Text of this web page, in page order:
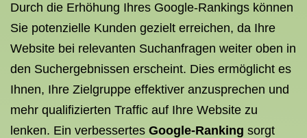
Durch die Erhöhung Ihres Google-Rankings können
Sie potenzielle Kunden gezielt erreichen, da Ihre
Website bei relevanten Suchanfragen weiter oben in
den Suchergebnissen erscheint. Dies ermöglicht es
Ihnen, Ihre Zielgruppe effektiver anzusprechen und
mehr qualifizierten Traffic auf Ihre Website zu
lenken. Ein verbessertes Google-Ranking sorgt